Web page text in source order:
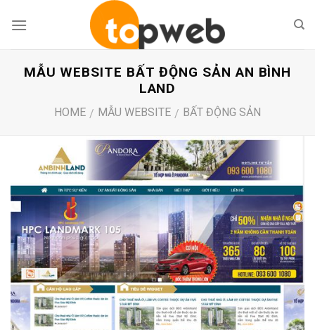
MẪU WEBSITE BẤT ĐỘNG SẢN AN BÌNH
LAND
HOME / MẪU WEBSITE / BẤT ĐỘNG SẢN